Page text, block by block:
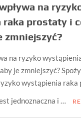
na
prostaty i
zmniejszyć?
na ryzyko
je zmniejszyć?
wystąpienia raka
jednoznaczna i …